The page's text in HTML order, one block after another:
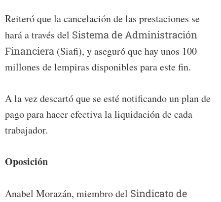
Reiteró que la cancelación de las prestaciones se
hará a través del Sistema de Administración
Financiera (Siafi), y aseguró que hay unos 100
millones de lempiras disponibles para este fin.
A la vez descartó que se esté notificando un plan de
pago para hacer efectiva la liquidación de cada
trabajador.
Oposición
Anabel Morazán, miembro del Sindicato de